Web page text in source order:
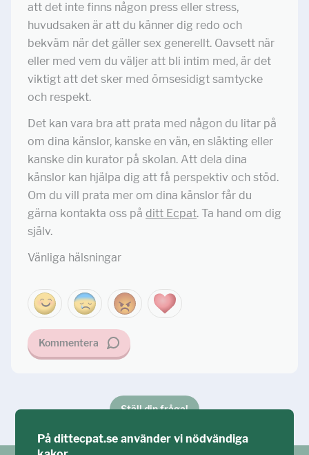
att det inte finns någon press eller stress,
huvudsaken är att du känner dig redo och
bekväm när det gäller sex generellt. Oavsett när
eller med vem du väljer att bli intim med, är det
viktigt att det sker med ömsesidigt samtycke
och respekt.
Det kan vara bra att prata med någon du litar på
om dina känslor, kanske en vän, en släkting eller
kanske din kurator på skolan. Att dela dina
känslor kan hjälpa dig att få perspektiv och stöd.
Om du vill prata mer om dina känslor får du
gärna kontakta oss på ditt Ecpat. Ta hand om dig
själv.
Vänliga hälsningar
Kommentera
Ställ din fråga!
På dittecpat.se använder vi nödvändiga